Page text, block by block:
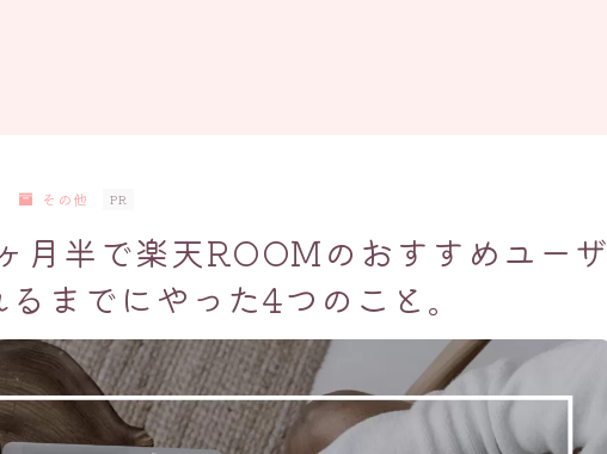
その他 PR
月半で楽天ROOMのおすすめユーザ
までにやった4つのこと。